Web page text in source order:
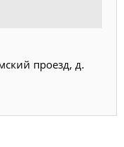
проезд, д.